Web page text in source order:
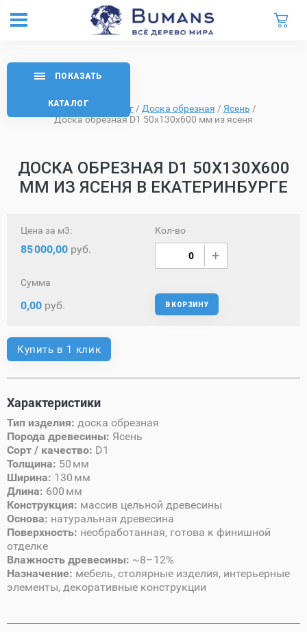
Главная Каталог / Доска обрезная / Ясень /
Доска обрезная D1 50х130х600 мм из ясеня
ДОСКА ОБРЕЗНАЯ D1 50Х130Х600
ММ ИЗ ЯСЕНЯ В ЕКАТЕРИНБУРГЕ
ПОКАЗАТЬ
КАТАЛОГ
Цена за м3:
85000,00 руб.
Кол-во
Сумма
0,00 руб. В КОРЗИНУ
Купить в 1 клик
Характеристики
Тип изделия: доска обрезная
Порода древесины: Ясень
Сорт / качество: D1
Толщина: 50 мм
Ширина: 130 мм
Длина: 600 мм
Конструкция: массив цельной древесины
Основа: натуральная древесина
Поверхность: необработанная, готова к финишной
отделке
Влажность древесины: ~8–12%
Назначение: мебель, столярные изделия, интерьерные
элементы, декоративные конструкции